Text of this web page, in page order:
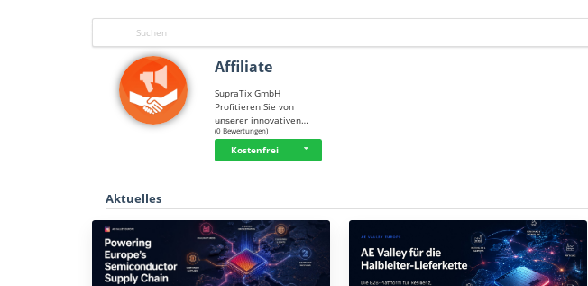
Affiliate
SupraTix GmbH
Profitieren Sie von
unserer innovativen…
☆☆☆☆☆
(0 Bewertungen)
Kostenfrei
Aktuelles